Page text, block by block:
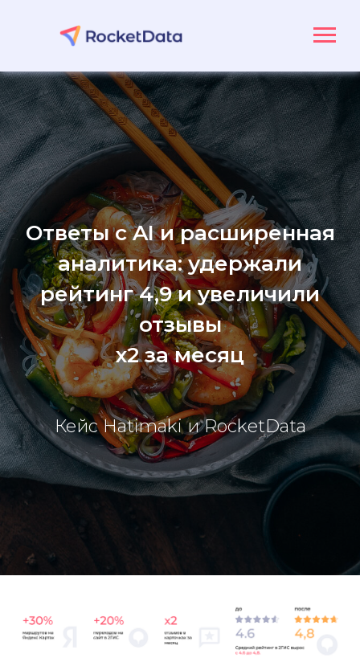
Ответы с AI и расширенная
аналитика: удержали
рейтинг 4,9 и увеличили
отзывы
х2 за месяц
Кейс Hatimaki и RocketData